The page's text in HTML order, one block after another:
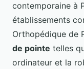
contemporaine à
établissements
Orthopédique de
de pointe telles
ordinateur et la